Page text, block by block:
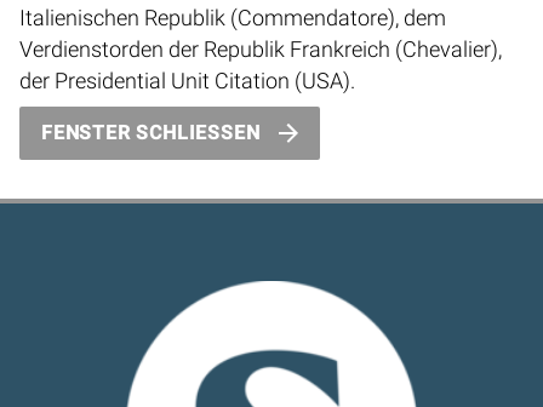
Italienischen Republik (Commendatore), dem
Verdienstorden der Republik Frankreich (Chevalier),
der Presidential Unit Citation (USA).
FENSTER SCHLIESSEN